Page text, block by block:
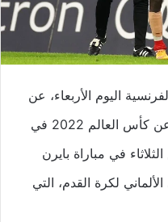
اليوم الأربعاء، عن
غياب النجم السنغالي ساديو ماني عن كأس العالم 2022 في
في مباراة بايرن
لكرة القدم، التي